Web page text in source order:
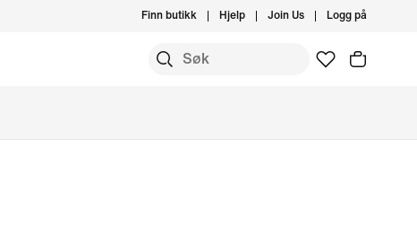
Finn butikk Hjelp Join Us Logg på